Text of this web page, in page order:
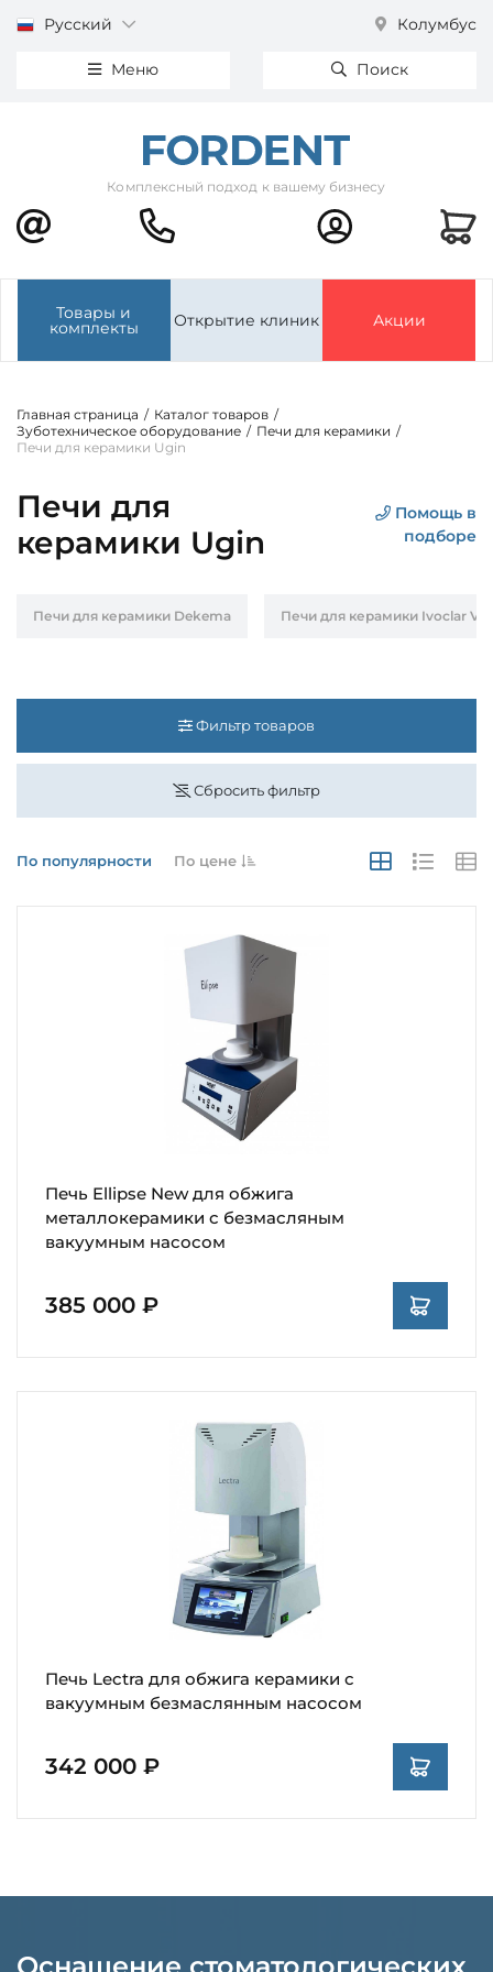
Русский Колумбус
Меню Поиск
Комплексный подход к вашему бизнесу
Товары и
комплекты Открытие клиник Акции
Главная страница / Каталог товаров /
Зуботехническое оборудование / Печи для керамики /
Печи для керамики Ugin
Печи для
керамики Ugin
Помощь в
подборе
Печи для керамики Dekema Печи для керамики Ivoclar
Фильтр товаров
Сбросить фильтр
По популярности По цене
Печь Ellipse New для обжига
металлокерамики с безмасляным
вакуумным насосом
385 000 ₽
Печь Lectra для обжига керамики с
вакуумным безмаслянным насосом
342 000 ₽
Оснащение стоматологических